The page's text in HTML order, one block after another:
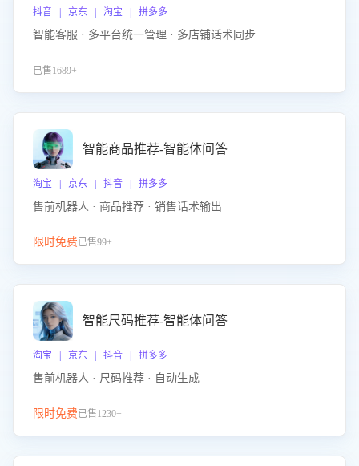
抖音 | 京东 | 淘宝 | 拼多多
智能客服 · 多平台统一管理 · 多店铺话术同步
已售1689+
智能商品推荐-智能体问答
淘宝 | 京东 | 抖音 | 拼多多
售前机器人 · 商品推荐 · 销售话术输出
限时免费已售99+
智能尺码推荐-智能体问答
淘宝 | 京东 | 抖音 | 拼多多
售前机器人 · 尺码推荐 · 自动生成
限时免费已售1230+